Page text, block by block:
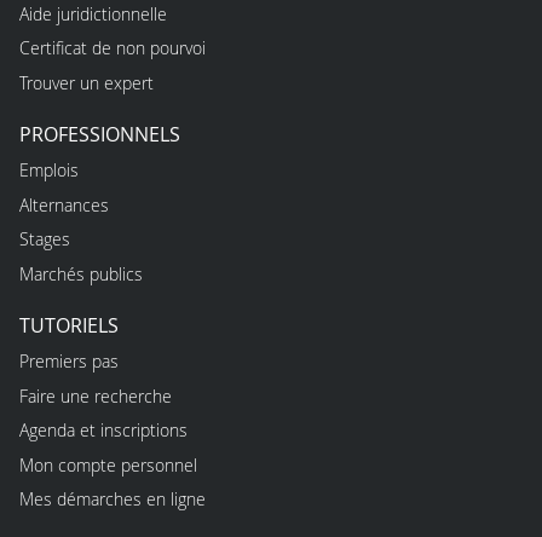
Aide juridictionnelle
Certificat de non pourvoi
Trouver un expert
PROFESSIONNELS
Emplois
Alternances
Stages
Marchés publics
TUTORIELS
Premiers pas
Faire une recherche
Agenda et inscriptions
Mon compte personnel
Mes démarches en ligne